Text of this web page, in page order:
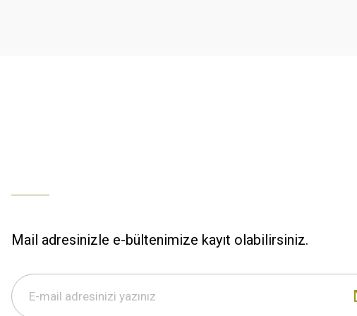
S... M... | 29/12/2025
Mail adresinizle e-bültenimize kayıt olabilirsiniz.